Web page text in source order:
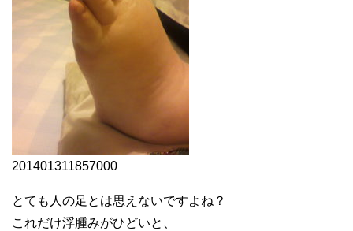
201401311857000
とても人の足とは思えないですよね？
これだけ浮腫みがひどいと、